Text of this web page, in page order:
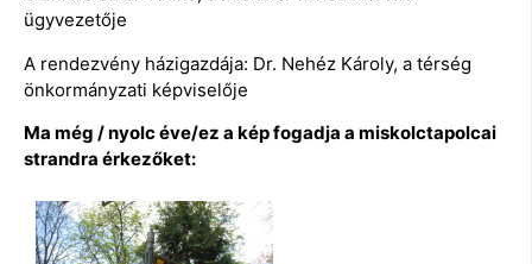
ügyvezetője
A rendezvény házigazdája: Dr. Nehéz Károly, a térség
önkormányzati képviselője
Ma még / nyolc éve/ez a kép fogadja a miskolctapolcai
strandra érkezőket: